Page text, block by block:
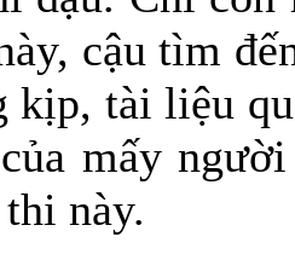
cậu tìm
kịp, tài liệu
mấy
này.